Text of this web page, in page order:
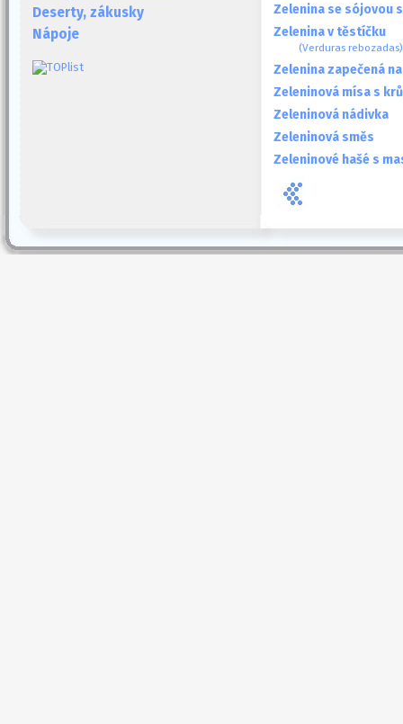
Deserty, zákusky
Nápoje
Zelenina se sójovou
Zelenina v těstíčku
(Verduras rebozadas)
Zelenina zapečená
Zeleninová mísa s
Zeleninová nádivka
Zeleninová směs
Zeleninové hašé s